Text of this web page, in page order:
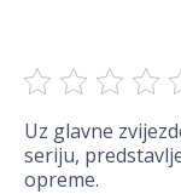
Uz glavne
seriju,
opreme.